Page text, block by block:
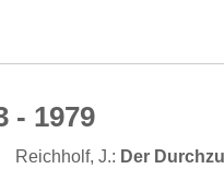
- 1979
Reichholf, J.: Der